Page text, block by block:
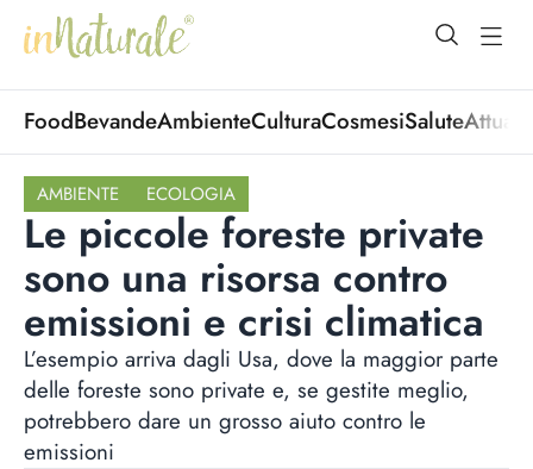
open
FoodBevandeAmbienteCulturaCosmesiSalute
AMBIENTE ECOLOGIA
Le piccole foreste private
sono una risorsa contro
emissioni e crisi climatica
L’esempio arriva dagli Usa, dove la maggior parte
delle foreste sono private e, se gestite meglio,
potrebbero dare un grosso aiuto contro le
emissioni